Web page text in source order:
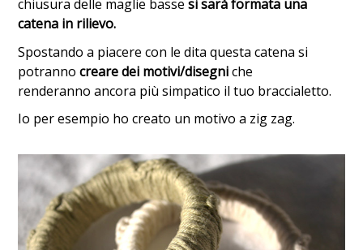
chiusura delle maglie bassesi sarà formata una
catena in rilievo.
Spostando a piacere con le dita questa catena si
potrannocreare dei motivi/disegniche
renderanno ancora più simpatico il tuo braccialetto.
Io per esempio ho creato un motivo a zig zag.